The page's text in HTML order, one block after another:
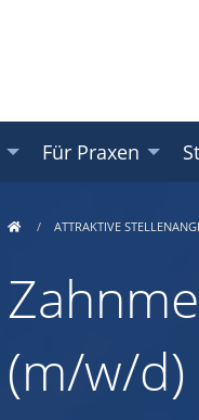
Für Praxen
ATTRAKTIVE
(m/w/